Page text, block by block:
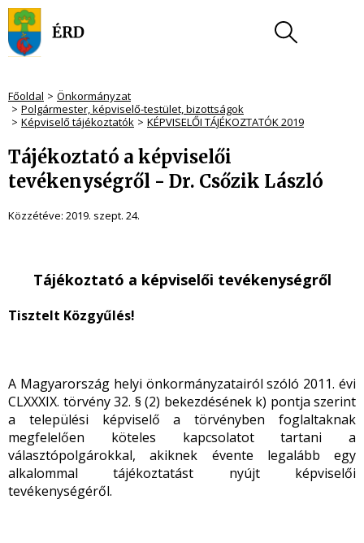
Főoldal
Önkormányzat
Polgármester, képviselő-testület, bizottságok
Képviselő tájékoztatók
KÉPVISELŐI TÁJÉKOZTATÓK 2019
Tájékoztató a képviselői
tevékenységről - Dr. Csőzik László
Közzétéve: 2019. szept. 24.
Tájékoztató a képviselői tevékenységről
Tisztelt Közgyűlés!
A Magyarország helyi önkormányzatairól szóló 2011. évi
CLXXXIX. törvény 32. § (2) bekezdésének k) pontja szerint
a települési képviselő a törvényben foglaltaknak
megfelelően köteles kapcsolatot tartani a
választópolgárokkal, akiknek évente legalább egy
alkalommal tájékoztatást nyújt képviselői
tevékenységéről.